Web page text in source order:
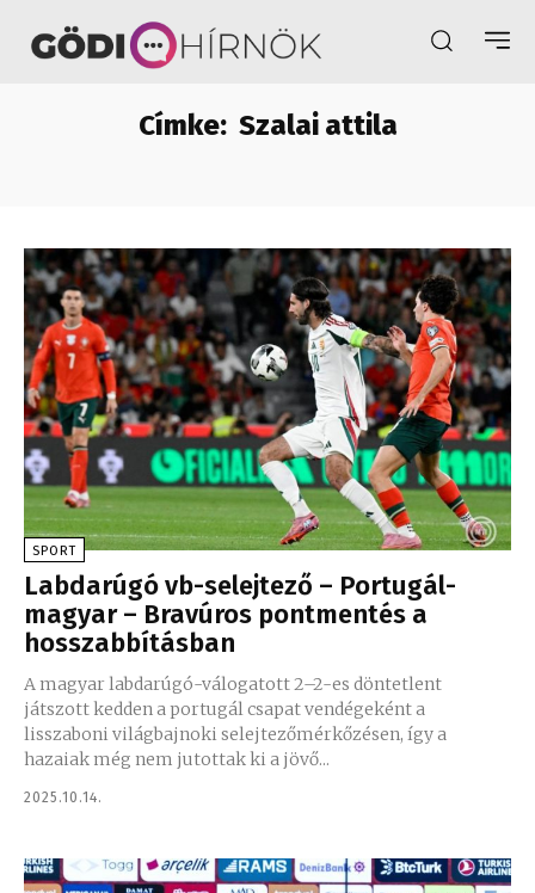
Címke: Szalai attila
SPORT
Labdarúgó vb-selejtező – Portugál-
magyar – Bravúros pontmentés a
hosszabbításban
A magyar labdarúgó-válogatott 2–2-es döntetlent
játszott kedden a portugál csapat vendégeként a
lisszaboni világbajnoki selejtezőmérkőzésen, így a
hazaiak még nem jutottak ki a jövő...
2025.10.14.